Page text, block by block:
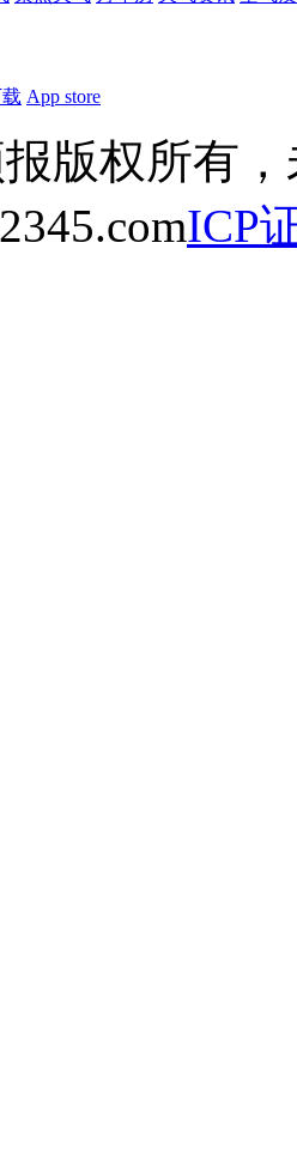
App store
版权所有
ICP